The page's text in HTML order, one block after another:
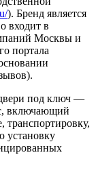
). Бренд является
входит в
Москвы и
портала
под ключ —
включающий
транспортировку,
установку